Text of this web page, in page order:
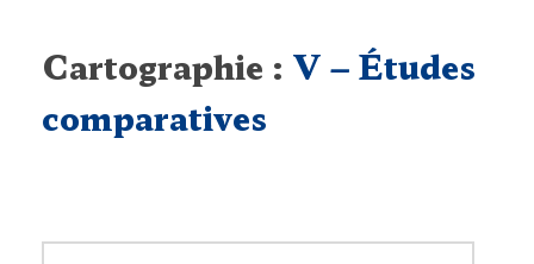
Cartographie : V – Études
comparatives